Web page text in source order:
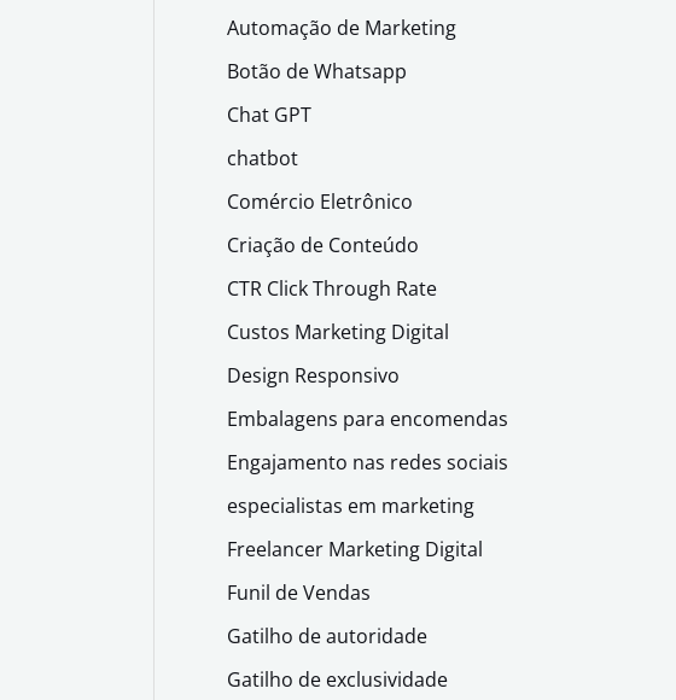
Automação de Marketing
Botão de Whatsapp
Chat GPT
chatbot
Comércio Eletrônico
Criação de Conteúdo
CTR Click Through Rate
Custos Marketing Digital
Design Responsivo
Embalagens para encomendas
Engajamento nas redes sociais
especialistas em marketing
Freelancer Marketing Digital
Funil de Vendas
Gatilho de autoridade
Gatilho de exclusividade